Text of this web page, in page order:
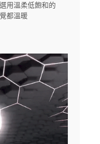
用溫柔低飽和的
都溫暖